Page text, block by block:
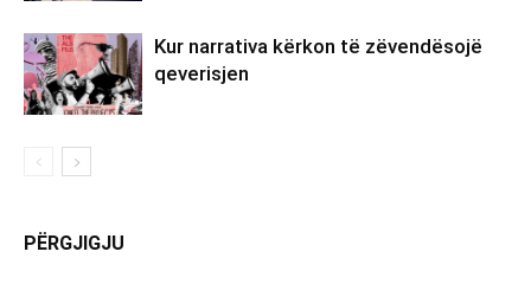
Kur narrativa kërkon të zëvendësojë
qeverisjen
PËRGJIGJU